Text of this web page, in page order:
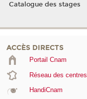
Catalogue des stages
ACCÈS DIRECTS
Portail Cnam
Réseau des centres
HandiCnam